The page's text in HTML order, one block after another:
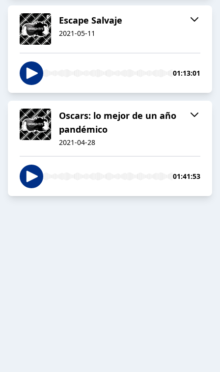
Escape Salvaje
2021-05-11
01:13:01
Oscars: lo mejor de un año
pandémico
2021-04-28
01:41:53